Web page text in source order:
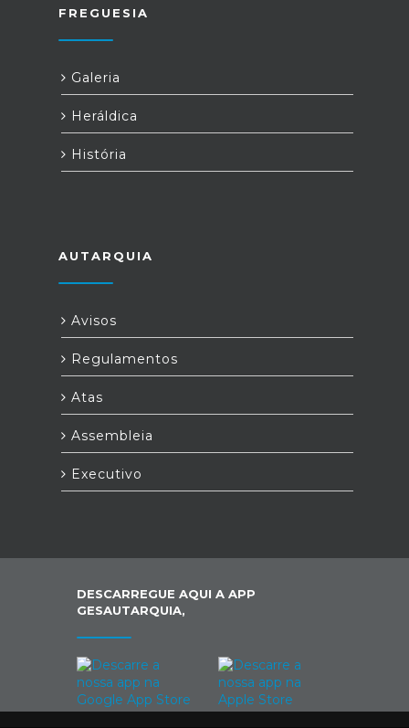
FREGUESIA
Galeria
Heráldica
História
AUTARQUIA
Avisos
Regulamentos
Atas
Assembleia
Executivo
DESCARREGUE AQUI A APP
GESAUTARQUIA,